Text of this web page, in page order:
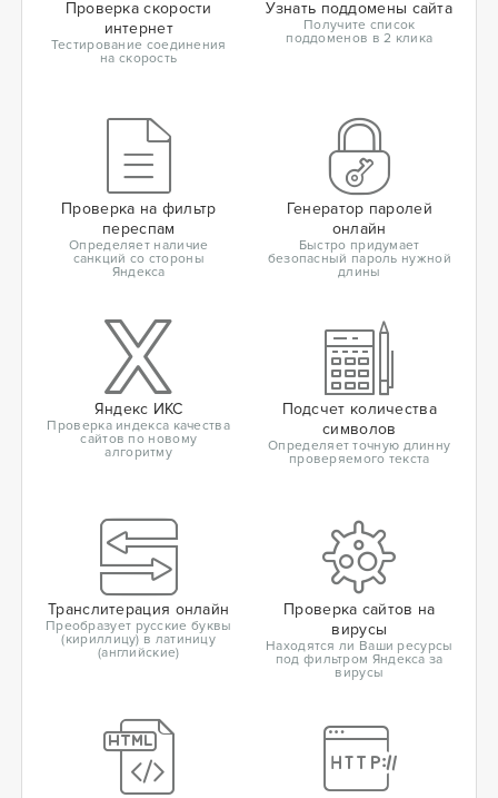
Проверка скорости
интернет
Тестирование соединения
на скорость
Узнать поддомены сайта
Получите список
поддоменов в 2 клика
Проверка на фильтр
переспам
Определяет наличие
санкций со стороны
Яндекса
Генератор паролей
онлайн
Быстро придумает
безопасный пароль нужной
длины
Яндекс ИКС
Проверка индекса качества
сайтов по новому
алгоритму
Подсчет количества
символов
Определяет точную длинну
проверяемого текста
Транслитерация онлайн
Преобразует русские буквы
(кириллицу) в латиницу
(английские)
Проверка сайтов на
вирусы
Находятся ли Ваши ресурсы
под фильтром Яндекса за
вирусы